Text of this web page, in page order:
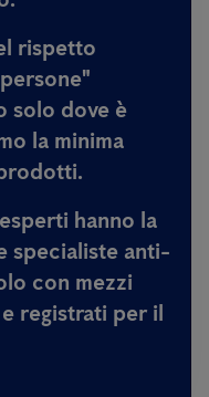
rispetto
solo dove è
la minima
hanno la
specialiste anti-
con mezzi
registrati per il